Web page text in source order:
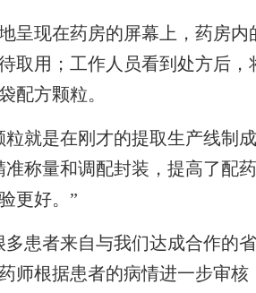
现在药房的屏幕上，药房内
取用；工作人员看到处方后
配方颗粒。
是在刚才的提取生产线制成
准称量和调配封装，提高了配
更好。”
者来自与我们达成合作的
师根据患者的病情进一步审